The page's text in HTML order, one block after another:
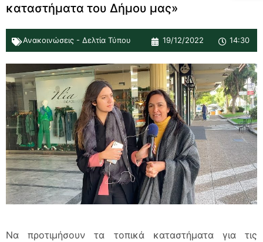
καταστήματα του Δήμου μας»
Ανακοινώσεις - Δελτία Τύπου 19/12/2022 14:30
Να προτιμήσουν τα τοπικά καταστήματα για τις